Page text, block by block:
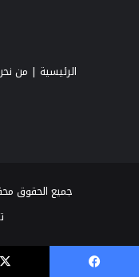
الرئيسية | من
جميع الحقوق